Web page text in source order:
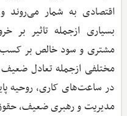
اقتصادی به شمار می‌روند
بسیاری ازجمله تاثیر بر
مشتری و سود خالص بر
مختلفی ازجمله تعادل ضعیف
در ساعت‌های کاری، روحیه
مدیریت و رهبری ضعیف،